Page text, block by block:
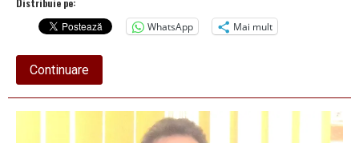
Distribuie pe:
WhatsApp
Mai mult
Continuareabout
Sâmbătă,
se